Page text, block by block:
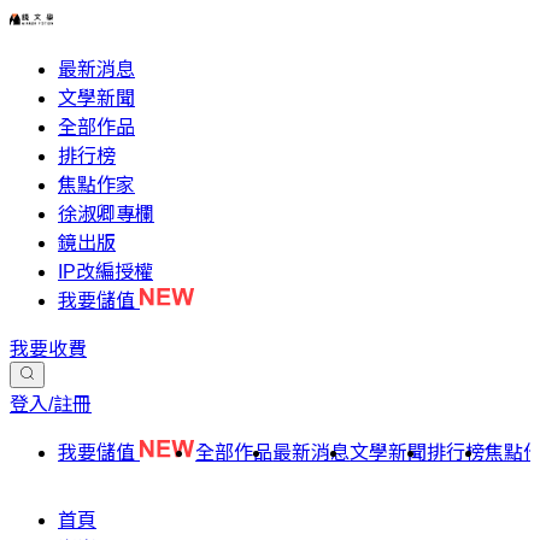
最新消息
文學新聞
全部作品
排行榜
焦點作家
徐淑卿專欄
鏡出版
IP改編授權
我要儲值
我要收費
登入/註冊
我要儲值 全部作品最新消息文學新聞排行榜焦點
首頁